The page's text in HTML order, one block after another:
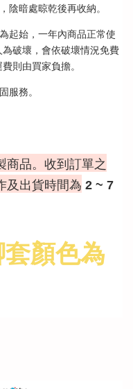
陰暗處晾乾後再收納。
起始，一年內商品正常使
破壞，會依破壞情況免費
則由買家負擔。
服務。
商品。收到訂單之
及出貨時間為 2 ~ 7
顏色為